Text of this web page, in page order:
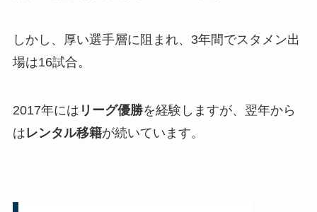
しかし、厚い選手層に阻まれ、3年間でスタメン出
場は16試合。
2017年には リーグ優勝を経験しますが、翌年から
はレンタル移籍が続いています。